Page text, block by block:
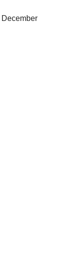
December